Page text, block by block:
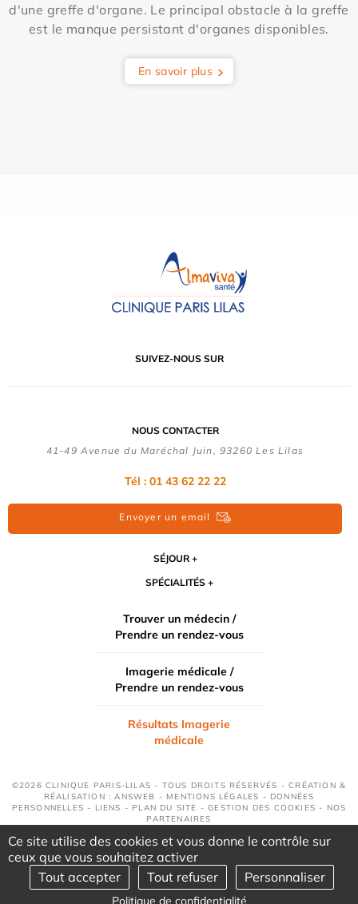
d'une greffe d'organe. Le principal obstacle à la greffe
est le manque persistant d'organes disponibles.
En savoir plus
SUIVEZ-NOUS SUR
NOUS CONTACTER
41-49 Avenue du Maréchal Juin, 93260 Les Lilas
Tél : 01 43 62 22 22
Envoyer un email
SÉJOUR
SPÉCIALITÉS
Trouver un médecin /
Prendre un rendez-vous
Imagerie médicale /
Prendre un rendez-vous
Résultats Imagerie
médicale
©2026 CLINIQUE PARIS-LILAS - TOUS DROITS RÉSERVÉS - CRÉATION &
RÉALISATION : ANSWEB - MENTIONS LÉGALES - DONNÉES
PERSONNELLES - LIENS - PLAN DU SITE -GESTION DES COOKIES - NOS
PARTENAIRES
Ce site utilise des cookies et vous donne le contrôle sur
ceux que vous souhaitez activer
Tout accepter
Tout refuser Personnaliser
Politique de confidentialité